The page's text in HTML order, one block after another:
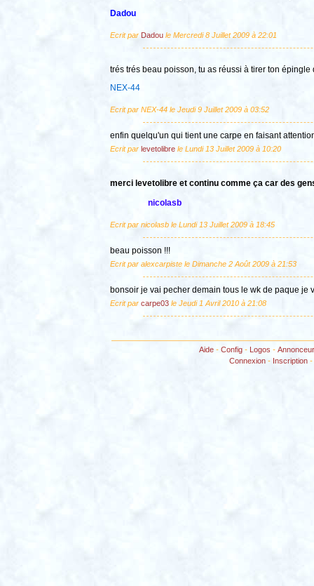
Dadou
Ecrit par Dadoule Mercredi 8 Juillet 2009 à 22:01
trés trés beau poisson, tu as réussi à tirer ton
NEX-44
Ecrit par NEX-44 le Jeudi 9 Juillet 2009 à 03:52
enfin quelqu'un qui tient une carpe en faisant
Ecrit par levetolibrele Lundi 13 Juillet 2009 à 10:20
merci levetolibre et continu comme ça car des
nicolasb
Ecrit par nicolasb le Lundi 13 Juillet 2009 à 18:45
beau poisson !!!
Ecrit par alexcarpiste le Dimanche 2 Août 2009 à 21:53
bonsoir je vai pecher demain tous le wk de paque je
Ecrit par carpe03le Jeudi 1 Avril 2010 à 21:08
Aide- Config- Logos -
Connexion - Inscription -